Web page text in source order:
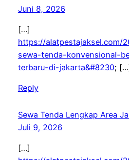
Juni 8, 2026
[…]
https://alatpestajaksel.com/
sewa-tenda-konvensional-
terbaru-di-jakarta&#8230;
Reply
Sewa Tenda Lengkap Area
Juli 9, 2026
[…]